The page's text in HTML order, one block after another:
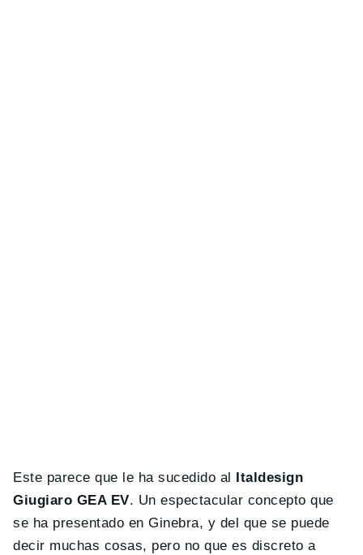
Este parece que le ha sucedido al Italdesign
Giugiaro GEA EV. Un espectacular concepto que
se ha presentado en Ginebra, y del que se puede
decir muchas cosas, pero no que es discreto a